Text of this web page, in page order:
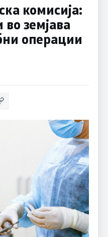
комисија:
земјава
операции